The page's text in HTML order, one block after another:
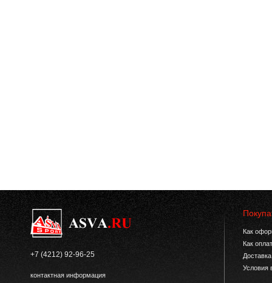
+7 (4212) 92-96-25
контактная информация
Как
Как
Условия